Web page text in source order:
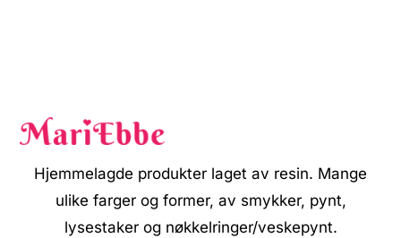
Hjemmelagde produkter laget av resin. Mange
ulike farger og former, av smykker, pynt,
lysestaker og nøkkelringer/veskepynt.